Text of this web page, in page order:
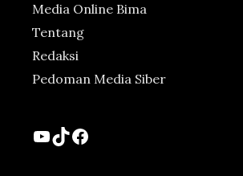
Media Online Bima
Tentang
Redaksi
Pedoman Media Siber
YouTube
TikTok
Facebook